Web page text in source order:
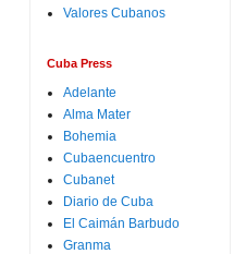
Valores Cubanos
Cuba Press
Adelante
Alma Mater
Bohemia
Cubaencuentro
Cubanet
Diario de Cuba
El Caimán Barbudo
Granma